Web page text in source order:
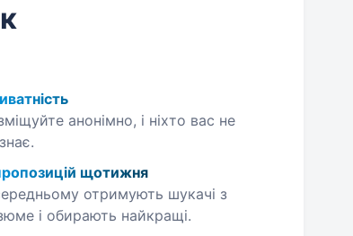
анонімно, і ніхто вас не
щотижня
отримують шукачі з
і обирають найкращі.